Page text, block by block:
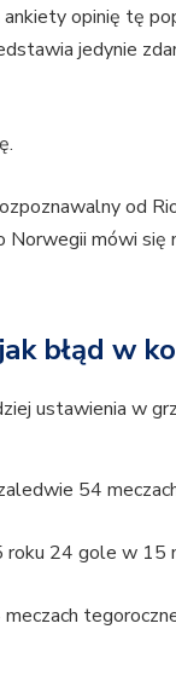
opinię tę
jedynie
od
Norwegii mówi
błąd w
ustawienia w
54
24 gole w 15